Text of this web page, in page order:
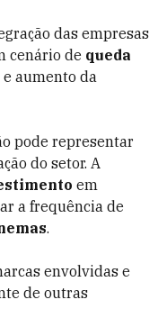
das empresas
cenário de queda
aumento da
pode representar
do setor. A
em
a frequência de
.
envolvidas e
de outras